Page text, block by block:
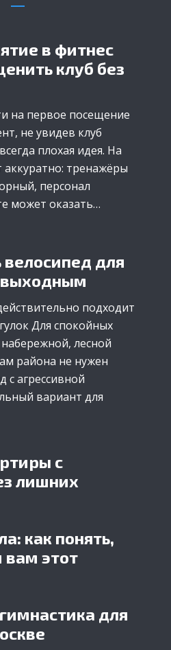
в фитнес
клуб без
на первое посещение
не увидев клуб
плохая идея. На
аккуратно: тренажёры
персонал
может оказать…
для
выходным
подходит
Для спокойных
лесной
района не нужен
с агрессивной
вариант для
с
лишних
как понять,
вам этот
для